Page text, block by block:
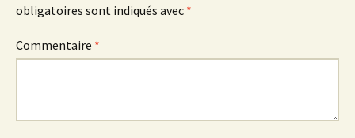
obligatoires sont indiqués avec *
Commentaire *